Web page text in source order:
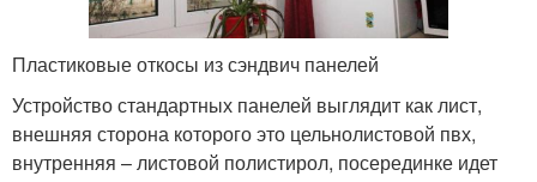
Пластиковые откосы из сэндвич панелей
Устройство стандартных панелей выглядит как лист,
внешняя сторона которого это цельнолистовой пвх,
внутренняя – листовой полистирол, посерединке идет